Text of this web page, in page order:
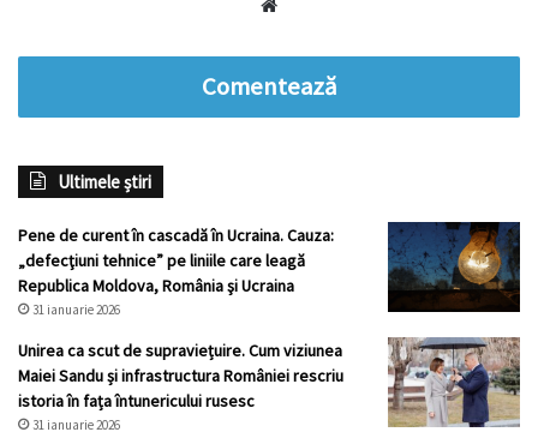
Comentează
Ultimele știri
Pene de curent în cascadă în Ucraina. Cauza:
„defecţiuni tehnice” pe liniile care leagă
Republica Moldova, România şi Ucraina
31 ianuarie 2026
Unirea ca scut de supraviețuire. Cum viziunea
Maiei Sandu și infrastructura României rescriu
istoria în fața întunericului rusesc
31 ianuarie 2026